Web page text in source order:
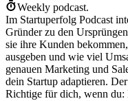
Weekly podcast.
Im Startuperfolg Podcast
Gründer zu den
sie ihre Kunden
ausgeben und wie viel
genauen Marketing und
dein Startup adaptieren.
Richtige für dich, wenn du: